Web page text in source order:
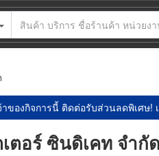
ของกิจการนี้ ติดต่อรับส่วนลดพิเศษ!
ตอร์ ซินดิเคท จำกัด